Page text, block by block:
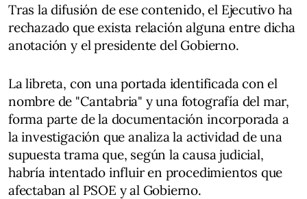
Tras la difusión de ese contenido, el Ejecutivo ha
rechazado que exista relación alguna entre dicha
anotación y el presidente del Gobierno.
La libreta, con una portada identificada con el
nombre de "Cantabria" y una fotografía del mar,
forma parte de la documentación incorporada a
la investigación que analiza la actividad de una
supuesta trama que, según la causa judicial,
habría intentado influir en procedimientos que
afectaban al PSOE y al Gobierno.